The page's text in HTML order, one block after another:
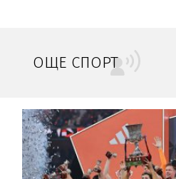
ОЩЕ СПОРТ